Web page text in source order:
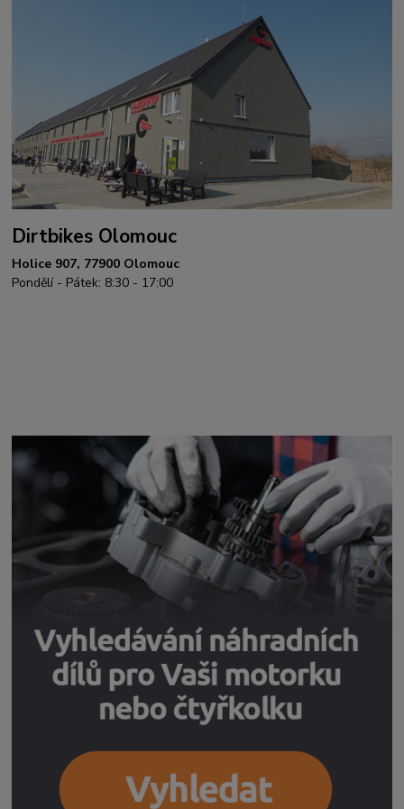
Dirtbikes Olomouc
Holice 907, 77900 Olomouc
Pondělí - Pátek: 8:30 - 17:00